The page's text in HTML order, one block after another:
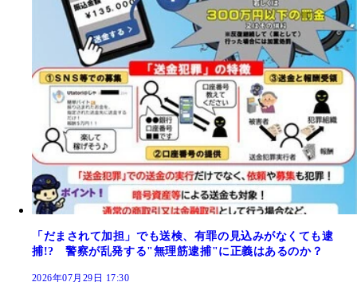
「だまされて加担」でも送検、有罪の見込みがなくても逮
捕!? 警察が乱発する"無理筋逮捕"に正義はあるのか？
2026年07月29日 17:30